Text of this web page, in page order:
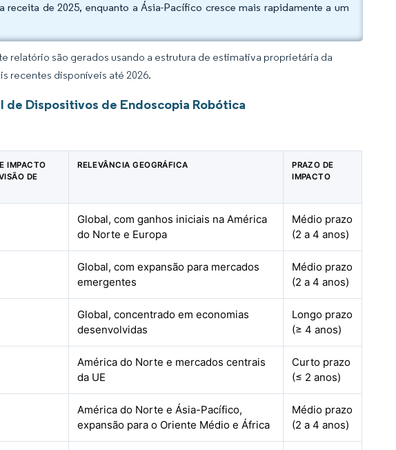
de 2025, enquanto a Ásia-Pacífico cresce mais rapidamente a um
relatório são gerados usando a estrutura de estimativa proprietária da
recentes disponíveis até 2026.
de Dispositivos de Endoscopia Robótica
IMPACTO
DE
RELEVÂNCIA GEOGRÁFICA
PRAZO DE
IMPACTO
Global, com ganhos iniciais na América
do Norte e Europa
Médio prazo
(2 a 4 anos)
Global, com expansão para mercados
emergentes
Médio prazo
(2 a 4 anos)
Global, concentrado em economias
desenvolvidas
Longo prazo
(≥ 4 anos)
América do Norte e mercados centrais
da UE
Curto prazo
(≤ 2 anos)
América do Norte e Ásia-Pacífico,
expansão para o Oriente Médio e África
Médio prazo
(2 a 4 anos)